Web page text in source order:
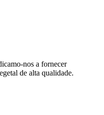
nos a fornecer
de alta qualidade.